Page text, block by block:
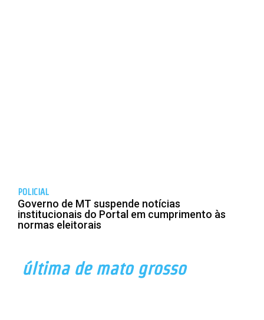
POLICIAL
Governo de MT suspende notícias
institucionais do Portal em cumprimento às
normas eleitorais
última de mato grosso